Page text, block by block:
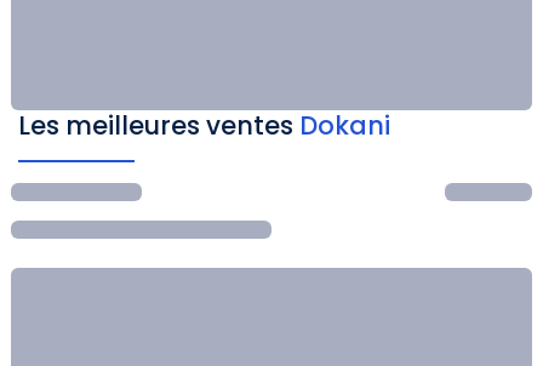
Les meilleures ventes Dokani